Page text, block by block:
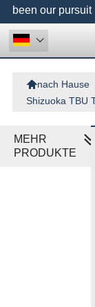
been our pursuit

nach Hause
Shizuoka TBU
MEHR
PRODUKTE